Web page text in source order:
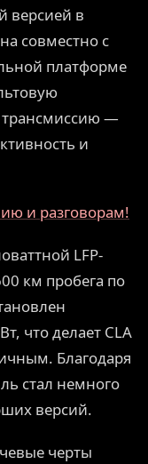
версией в
совместно с
платформе
трансмиссию —
и
и разговорам!
LFP-
км пробега по
что делает CLA
Благодаря
стал немного
версий.
черты